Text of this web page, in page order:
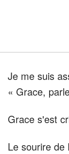
Je me suis
« Grace,
Grace s'est
Le sourire de